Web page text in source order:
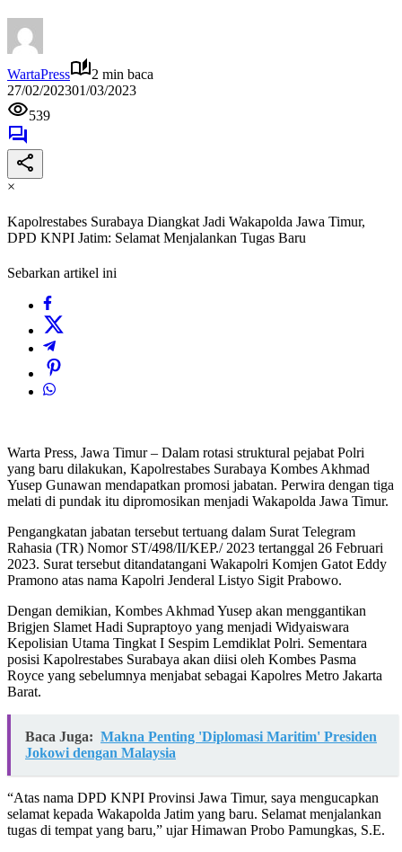
WartaPress
2 min baca
27/02/202301/03/2023
539
×
Kapolrestabes Surabaya Diangkat Jadi Wakapolda Jawa Timur,
DPD KNPI Jatim: Selamat Menjalankan Tugas Baru
Sebarkan artikel ini
Warta Press, Jawa Timur – Dalam rotasi struktural pejabat Polri
yang baru dilakukan, Kapolrestabes Surabaya Kombes Akhmad
Yusep Gunawan mendapatkan promosi jabatan. Perwira dengan tiga
melati di pundak itu dipromosikan menjadi Wakapolda Jawa Timur.
Pengangkatan jabatan tersebut tertuang dalam Surat Telegram
Rahasia (TR) Nomor ST/498/II/KEP./ 2023 tertanggal 26 Februari
2023. Surat tersebut ditandatangani Wakapolri Komjen Gatot Eddy
Pramono atas nama Kapolri Jenderal Listyo Sigit Prabowo.
Dengan demikian, Kombes Akhmad Yusep akan menggantikan
Brigjen Slamet Hadi Supraptoyo yang menjadi Widyaiswara
Kepolisian Utama Tingkat I Sespim Lemdiklat Polri. Sementara
posisi Kapolrestabes Surabaya akan diisi oleh Kombes Pasma
Royce yang sebelumnya menjabat sebagai Kapolres Metro Jakarta
Barat.
Baca Juga: Makna Penting 'Diplomasi Maritim' Presiden
Jokowi dengan Malaysia
“Atas nama DPD KNPI Provinsi Jawa Timur, saya mengucapkan
selamat kepada Wakapolda Jatim yang baru. Selamat menjalankan
tugas di tempat yang baru,” ujar Himawan Probo Pamungkas, S.E.